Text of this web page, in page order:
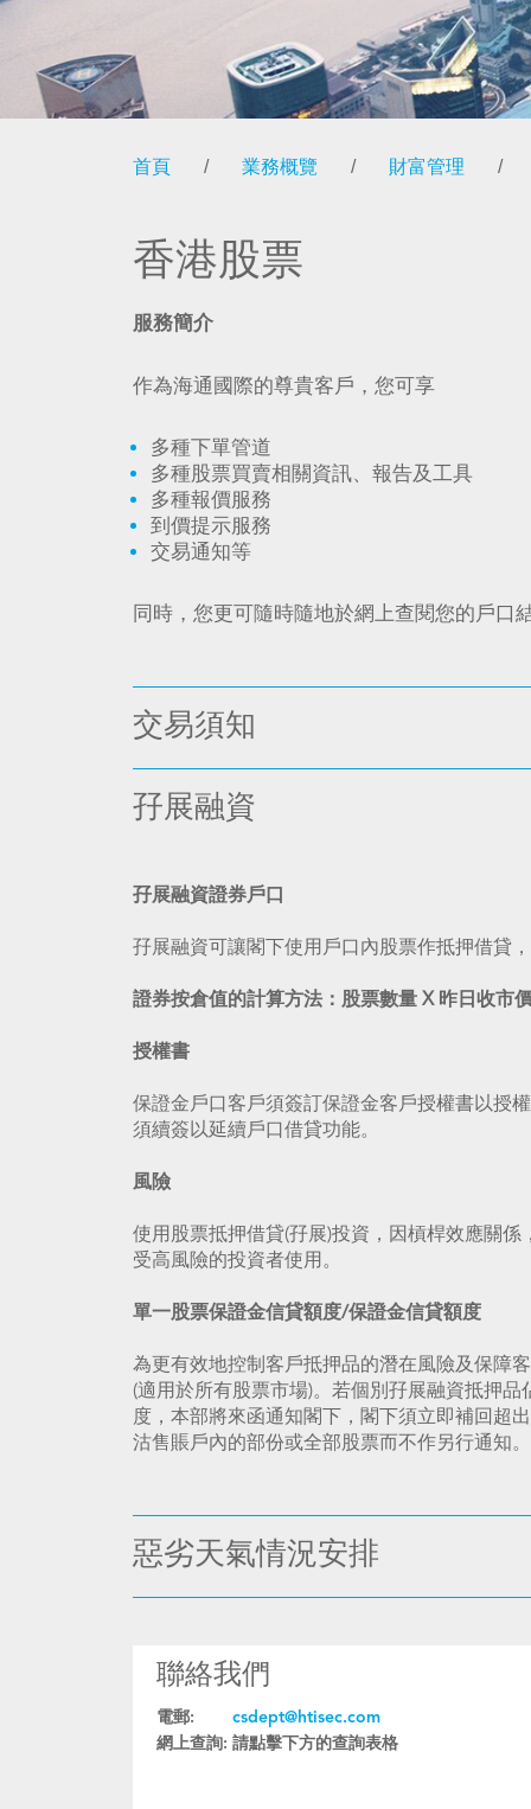
首頁 / 業務概覽 / 財富管理 /
香港股票
服務簡介
作為海通國際的尊貴客戶，您可享
多種下單管道
多種股票買賣相關資訊、報告及工具
多種報價服務
到價提示服務
交易通知等
同時，您更可隨時隨地於網上查閱您的戶口
交易須知
孖展融資
孖展融資證券戶口
孖展融資可讓閣下使用戶口內股票作抵押借貸
證券按倉值的計算方法：股票數量X昨日收市
授權書
保證金戶口客戶須簽訂保證金客戶授權書以授
須續簽以延續戶口借貸功能。
風險
使用股票抵押借貸(孖展)投資，因槓桿效應關
受高風險的投資者使用。
單一股票保證金信貸額度/保證金信貸額度
為更有效地控制客戶抵押品的潛在風險及保障
(適用於所有股票市場)。若個別孖展融資抵押
度，本部將來函通知閣下，閣下須立即補回超
沽售賬戶內的部份或全部股票而不作另行通知
惡劣天氣情況安排
聯絡我們
電郵:
csdept@htisec.com
網上查詢: 請點擊下方的查詢表格